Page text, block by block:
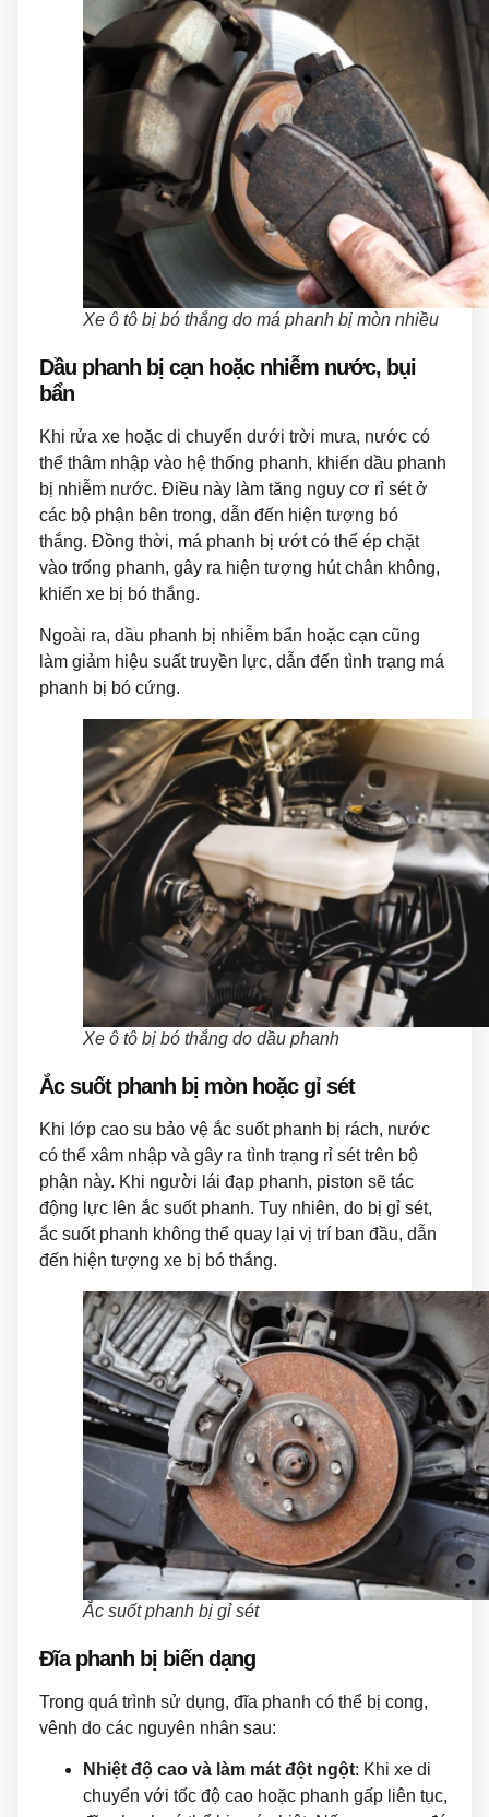
Xe ô tô bị bó thắng do má phanh bị mòn nhiều
Dầu phanh bị cạn hoặc nhiễm nước, bụi
bẩn
Khi rửa xe hoặc di chuyển dưới trời mưa, nước có
thể thâm nhập vào hệ thống phanh, khiến dầu phanh
bị nhiễm nước. Điều này làm tăng nguy cơ rỉ sét ở
các bộ phận bên trong, dẫn đến hiện tượng bó
thắng. Đồng thời, má phanh bị ướt có thể ép chặt
vào trống phanh, gây ra hiện tượng hút chân không,
khiến xe bị bó thắng.
Ngoài ra, dầu phanh bị nhiễm bẩn hoặc cạn cũng
làm giảm hiệu suất truyền lực, dẫn đến tình trạng má
phanh bị bó cứng.
Xe ô tô bị bó thắng do dầu phanh
Ắc suốt phanh bị mòn hoặc gỉ sét
Khi lớp cao su bảo vệ ắc suốt phanh bị rách, nước
có thể xâm nhập và gây ra tình trạng rỉ sét trên bộ
phận này. Khi người lái đạp phanh, piston sẽ tác
động lực lên ắc suốt phanh. Tuy nhiên, do bị gỉ sét,
ắc suốt phanh không thể quay lại vị trí ban đầu, dẫn
đến hiện tượng xe bị bó thắng.
Ắc suốt phanh bị gỉ sét
Đĩa phanh bị biến dạng
Trong quá trình sử dụng, đĩa phanh có thể bị cong,
vênh do các nguyên nhân sau:
Nhiệt độ cao và làm mát đột ngột: Khi xe di
chuyển với tốc độ cao hoặc phanh gấp liên tục,